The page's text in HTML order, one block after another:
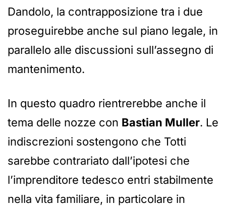
Dandolo, la contrapposizione tra i due
proseguirebbe anche sul piano legale, in
parallelo alle discussioni sull’assegno di
mantenimento.
In questo quadro rientrerebbe anche il
tema delle nozze con Bastian Muller. Le
indiscrezioni sostengono che Totti
sarebbe contrariato dall’ipotesi che
l’imprenditore tedesco entri stabilmente
nella vita familiare, in particolare in